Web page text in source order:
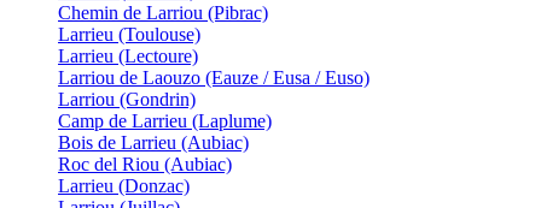
Chemin de Larriou (Pibrac)
Larrieu (Toulouse)
Larrieu (Lectoure)
Larriou de Laouzo (Eauze / Eusa / Euso)
Larriou (Gondrin)
Camp de Larrieu (Laplume)
Bois de Larrieu (Aubiac)
Roc del Riou (Aubiac)
Larrieu (Donzac)